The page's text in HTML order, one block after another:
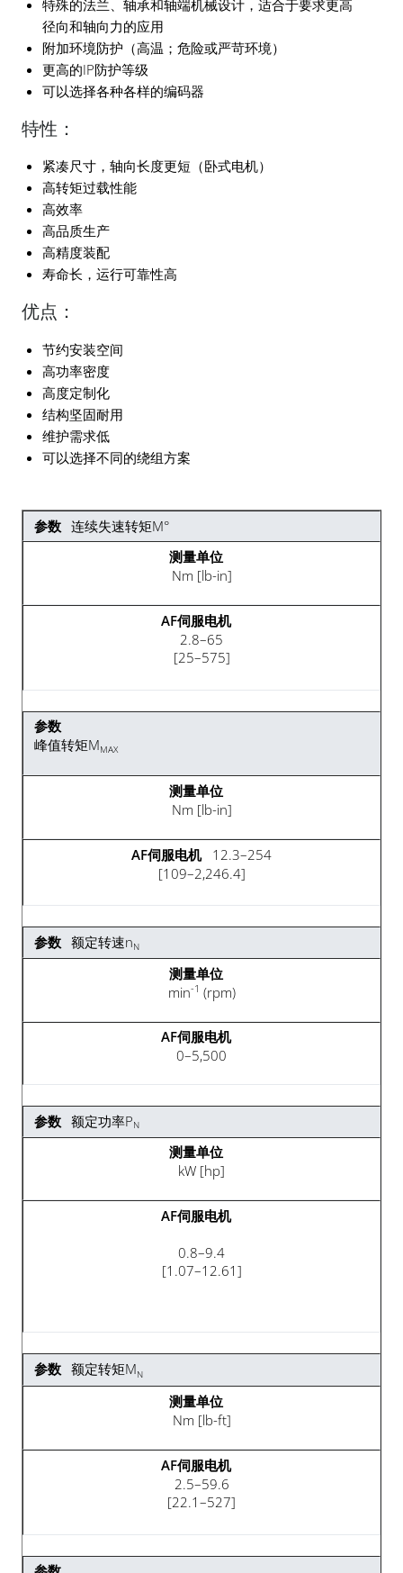
特殊的法兰、轴承和轴端机械设计，适合于要求更高
径向和轴向力的应用
附加环境防护（高温；危险或严苛环境）
更高的IP防护等级
可以选择各种各样的编码器
特性：
紧凑尺寸，轴向长度更短（卧式电机）
高转矩过载性能
高效率
高品质生产
高精度装配
寿命长，运行可靠性高
优点：
节约安装空间
高功率密度
高度定制化
结构坚固耐用
维护需求低
可以选择不同的绕组方案
连续失速转矩M°
Nm [lb-in]
2.8–65
[25–575]
峰值转矩MMAX
Nm [lb-in]
12.3–254
[109–2,246.4]
额定转速nN
min-1 (rpm)
0–5,500
额定功率PN
kW [hp]
0.8–9.4
[1.07–12.61]
额定转矩MN
Nm [lb-ft]
2.5–59.6
[22.1–527]